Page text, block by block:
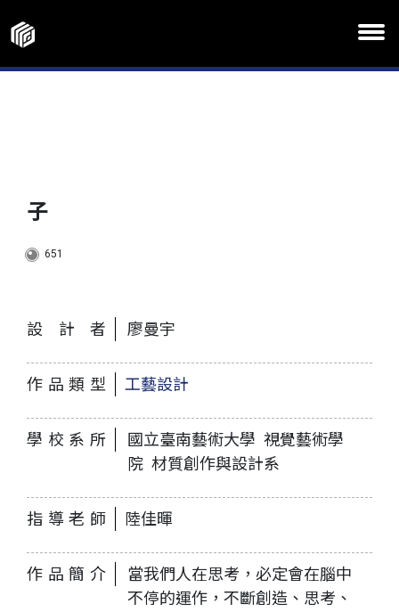
子
651
設計者 廖曼宇
作品類型 工藝設計
學校系所
國立臺南藝術大學 視覺藝術學
院 材質創作與設計系
指導老師 陸佳暉
作品簡介
當我們人在思考，必定會在腦中
不停的運作，不斷創造、思考、